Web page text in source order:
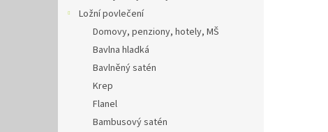
Ložní povlečení
Domovy, penziony, hotely, MŠ
Bavlna hladká
Bavlněný satén
Krep
Flanel
Bambusový satén